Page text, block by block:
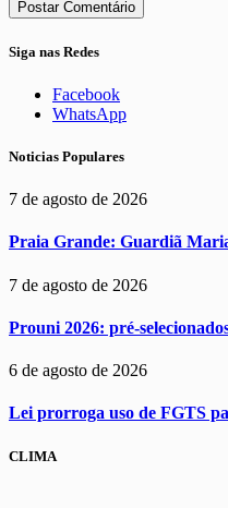
Siga nas Redes
Facebook
WhatsApp
Noticias Populares
7 de agosto de 2026
Praia Grande: Guardiã
7 de agosto de 2026
Prouni 2026: pré-
6 de agosto de 2026
Lei prorroga uso de FGTS
CLIMA